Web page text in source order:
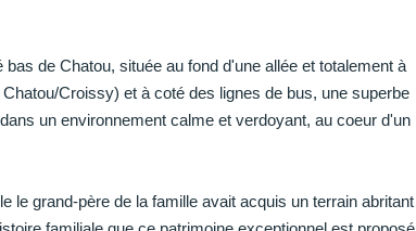
de Chatou, située au fond d'une allée et totalement à
Croissy) et à coté des lignes de bus, une superbe
un environnement calme et verdoyant, au coeur d'un
le grand-père de la famille avait acquis un terrain abritant